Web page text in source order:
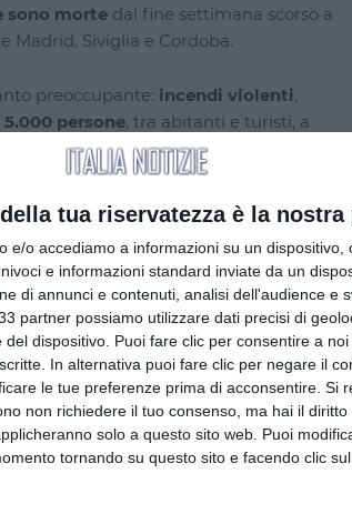
tua riservatezza è la
e/o accediamo a informazioni su un dispositivo,
e informazioni standard inviate da un
di annunci e contenuti, analisi dell'audience e
partner possiamo utilizzare dati precisi di
dispositivo. Puoi fare clic per consentire a
In alternativa puoi fare clic per negare il
le tue preferenze prima di acconsentire. Si
non richiedere il tuo consenso, ma hai il
solo a questo sito web. Puoi
tornando su questo sito e facendo clic
sono mortedal fine settimana scorso a
Madrid, Siviglia e Cordoba.
preoccupante: incendi violenti,
persone, tra abitanti e turisti, a
propagate rapidamente, rendendo
vigili del fuoco.
temporali
nel fine settimana. Da sabato le
portando
un po’ di sollievo dopo
sarà accompagnato dafenomeni
precisione, ma che potrebbero
alpine e in alcune aree
temporali estivi, infatti, possono
di vento